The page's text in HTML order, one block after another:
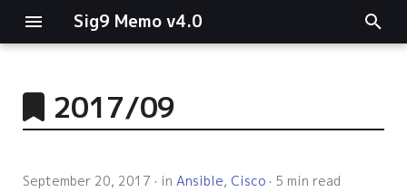
Sig9 Memo v4.0
main関数2017/09
September 20, 2017 in Ansible, Cisco 5 min read